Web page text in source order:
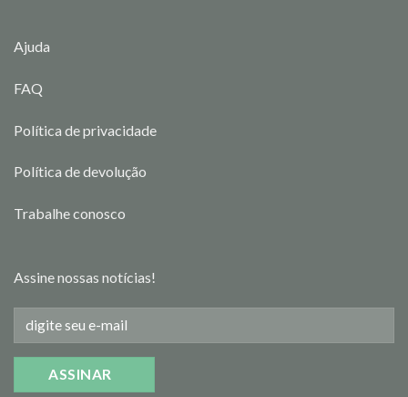
Ajuda
FAQ
Política de privacidade
Política de devolução
Trabalhe conosco
Assine nossas notícias!